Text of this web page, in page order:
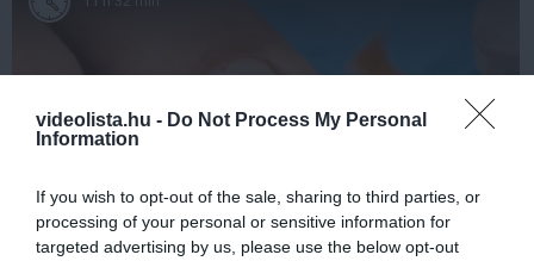
videolista.hu - Do Not Process My Personal
Information
If you wish to opt-out of the sale, sharing to third parties, or
processing of your personal or sensitive information for
targeted advertising by us, please use the below opt-out